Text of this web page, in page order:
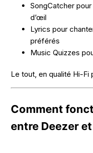
SongCatcher
d’œil
Lyrics pour
préférés
Music Quizzes
Le tout, en qualité Hi-Fi
Comment
entre Deezer